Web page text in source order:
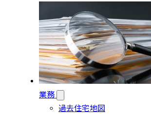
業務
過去住宅地図